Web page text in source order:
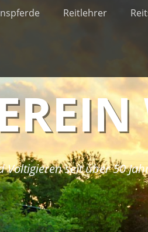
Reitlehrer
Voltigieren seit über 50